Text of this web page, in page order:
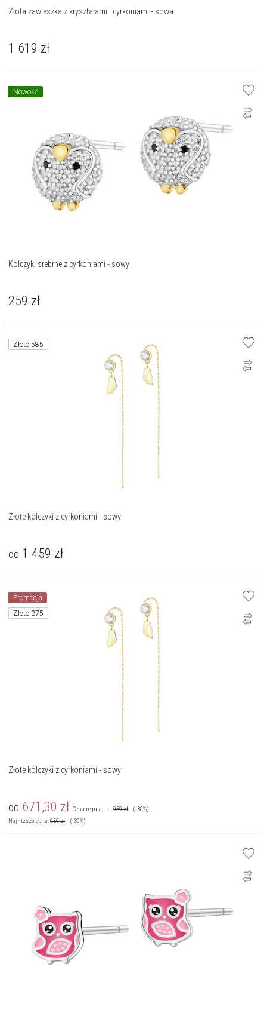
Złota zawieszka z kryształami i cyrkoniami - sowa
1 619 zł
Nowość
Kolczyki srebrne z cyrkoniami - sowy
259 zł
Złoto 585
Złote kolczyki z cyrkoniami - sowy
od 1 459 zł
Promocja
Złoto 375
Złote kolczyki z cyrkoniami - sowy
od 671,30 zł Cena regularna:959zł
(-30%)
Najniższa cena:959zł (-30%)